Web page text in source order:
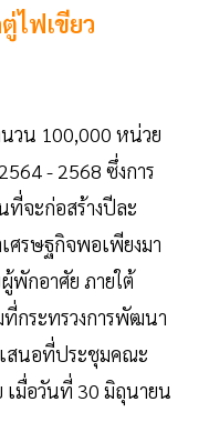
ไฟเขียว
วน 100,000 หน่วย
- 2568 ซึ่งการ
ที่จะก่อสร้างปีละ
ศรษฐกิจพอเพียงมา
พักอาศัย ภายใต้
ที่กระทรวงการพัฒนา
สนอที่ประชุมคณะ
เมื่อวันที่ 30 มิถุนายน